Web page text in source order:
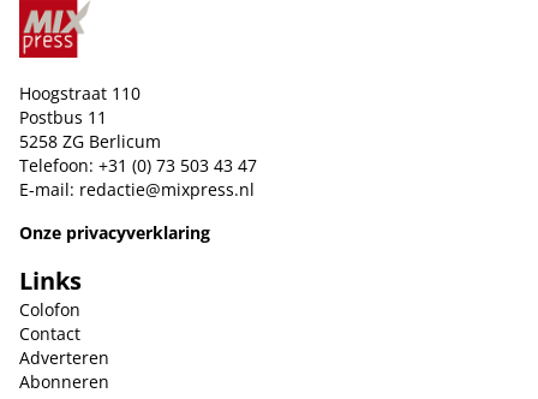
Hoogstraat 110
Postbus 11
5258 ZG Berlicum
Telefoon: +31 (0) 73 503 43 47
E-mail: redactie@mixpress.nl
Onze privacyverklaring
Links
Colofon
Contact
Adverteren
Abonneren